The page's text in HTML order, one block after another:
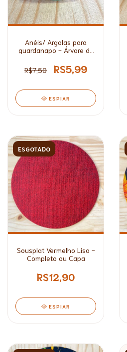
Anéis/ Argolas para
guardanapo - Árvore de
R$7,50
R$5,99
ESPIAR
ESGOTADO
Sousplat Vermelho Liso -
Completo ou Capa
R$12,90
ESPIAR